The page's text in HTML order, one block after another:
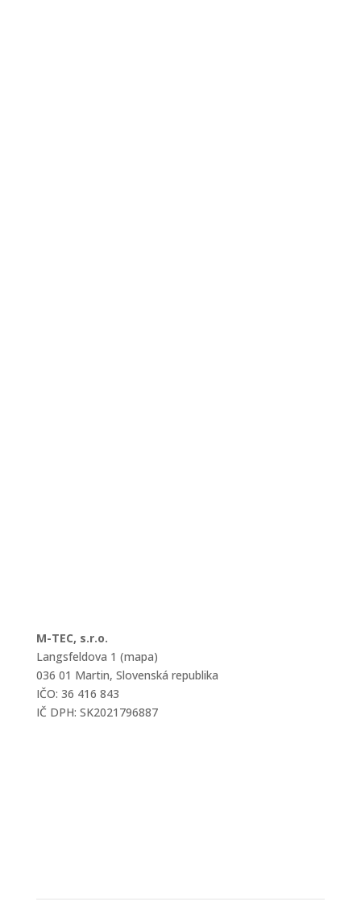
M-TEC, s.r.o.
Langsfeldova 1 (mapa)
036 01 Martin, Slovenská republika
IČO: 36 416 843
IČ DPH: SK2021796887